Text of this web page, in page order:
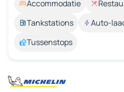
Accommodatie
Tankstations
Auto-
Tussenstops